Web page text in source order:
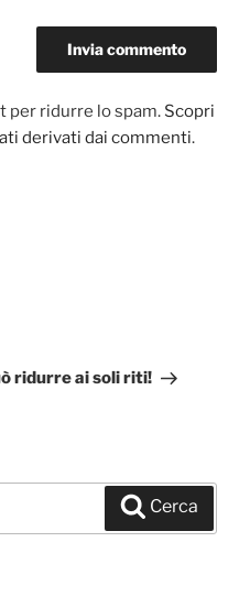
per ridurre lo spam. Scopri
derivati dai commenti.
ridurre ai soli riti!
Cerca